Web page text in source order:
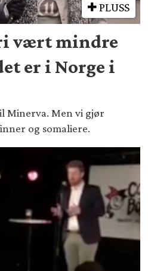
PLUSS
vært mindre
er i Norge i
Minerva. Men vi gjør
og somaliere.